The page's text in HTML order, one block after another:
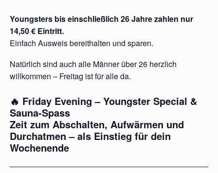
Youngsters bis einschließlich 26 Jahre zahlen nur
14,50 € Eintritt.
Einfach Ausweis bereithalten und sparen.
Natürlich sind auch alle Männer über 26 herzlich
willkommen – Freitag ist für alle da.
🔥 Friday Evening – Youngster Special &
Sauna-Spass
Zeit zum Abschalten, Aufwärmen und
Durchatmen – als Einstieg für dein
Wochenende